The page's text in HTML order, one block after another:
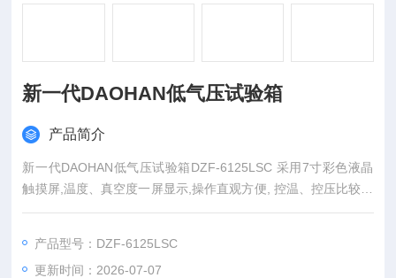
新一代DAOHAN低气压试验箱
产品简介
新一代DAOHAN低气压试验箱DZF-6125LSC 采用7寸彩色液晶
触摸屏,温度、真空度一屏显示,操作直观方便, 控温、控压比较稳
定、同过智能数字PID压力控制系统，*改变了过去真空压力要么
线运行数据观测，标配USB接口便于数据存储和数据导出留档
产品型号：DZF-6125LSC
更新时间：2026-07-07